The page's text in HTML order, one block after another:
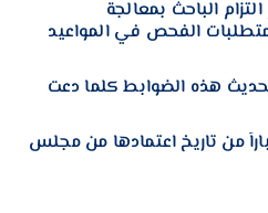
الباحث بمعالجة
الفحص في المواعيد
هذه الضوابط كلما دعت
من تاريخ اعتمادها من مجلس